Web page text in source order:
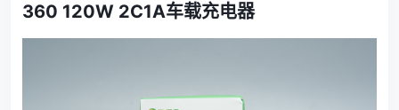
360 120W 2C1A车载充电器